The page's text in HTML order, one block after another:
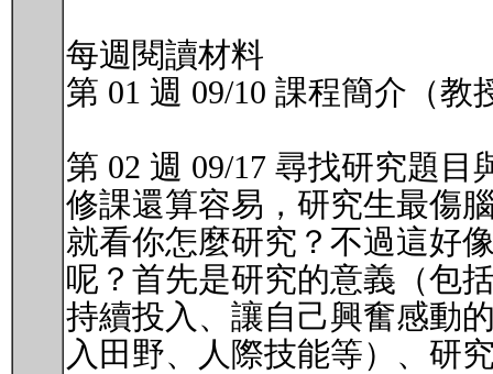
每週閱讀材料
第 01 週 09/10 課程簡介（教
第 02 週 09/17 尋找研究題目
修課還算容易，研究生最傷
就看你怎麼研究？不過這好
呢？首先是研究的意義（包
持續投入、讓自己興奮感動
入田野、人際技能等）、研